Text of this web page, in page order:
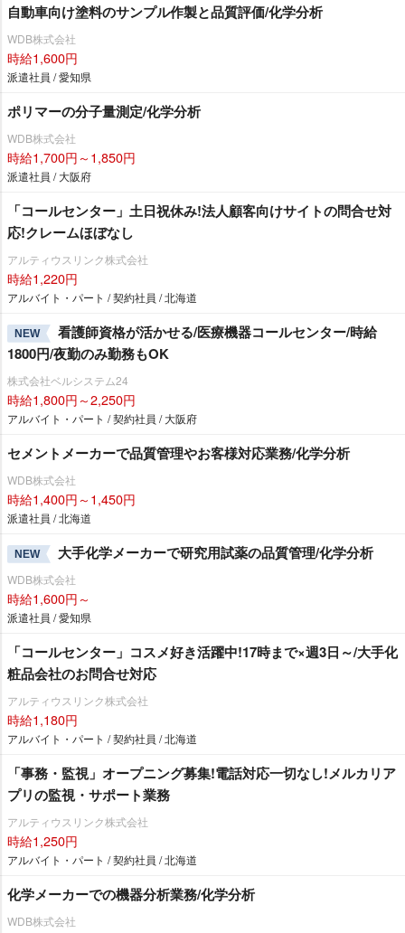
自動車向け塗料のサンプル作製と品質評価/化学分析
WDB株式会社
時給1,600円
派遣社員 / 愛知県
ポリマーの分子量測定/化学分析
WDB株式会社
時給1,700円～1,850円
派遣社員 / 大阪府
「コールセンター」土日祝休み!法人顧客向けサイトの問合せ対
応!クレームほぼなし
アルティウスリンク株式会社
時給1,220円
アルバイト・パート / 契約社員 / 北海道
NEW
看護師資格が活かせる/医療機器コールセンター/時給
1800円/夜勤のみ勤務もOK
株式会社ベルシステム24
時給1,800円～2,250円
アルバイト・パート / 契約社員 / 大阪府
セメントメーカーで品質管理やお客様対応業務/化学分析
WDB株式会社
時給1,400円～1,450円
派遣社員 / 北海道
NEW 大手化学メーカーで研究用試薬の品質管理/化学分析
WDB株式会社
時給1,600円～
派遣社員 / 愛知県
「コールセンター」コスメ好き活躍中!17時まで×週3日～/大手化
粧品会社のお問合せ対応
アルティウスリンク株式会社
時給1,180円
アルバイト・パート / 契約社員 / 北海道
「事務・監視」オープニング募集!電話対応一切なし!メルカリア
プリの監視・サポート業務
アルティウスリンク株式会社
時給1,250円
アルバイト・パート / 契約社員 / 北海道
化学メーカーでの機器分析業務/化学分析
WDB株式会社